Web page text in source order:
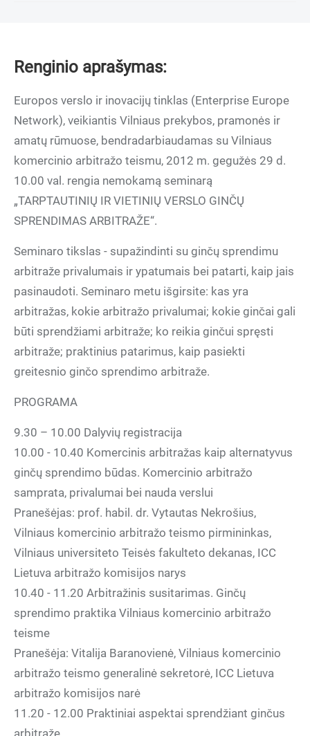
Renginio aprašymas:
Europos verslo ir inovacijų tinklas (Enterprise Europe
Network), veikiantis Vilniaus prekybos, pramonės ir
amatų rūmuose, bendradarbiaudamas su Vilniaus
komercinio arbitražo teismu, 2012 m. gegužės 29 d.
10.00 val. rengia nemokamą seminarą
„TARPTAUTINIŲ IR VIETINIŲ VERSLO GINČŲ
SPRENDIMAS ARBITRAŽE“.
Seminaro tikslas - supažindinti su ginčų sprendimu
arbitraže privalumais ir ypatumais bei patarti, kaip jais
pasinaudoti. Seminaro metu išgirsite: kas yra
arbitražas, kokie arbitražo privalumai; kokie ginčai gali
būti sprendžiami arbitraže; ko reikia ginčui spręsti
arbitraže; praktinius patarimus, kaip pasiekti
greitesnio ginčo sprendimo arbitraže.
PROGRAMA
9.30 – 10.00 Dalyvių registracija
10.00 - 10.40 Komercinis arbitražas kaip alternatyvus
ginčų sprendimo būdas. Komercinio arbitražo
samprata, privalumai bei nauda verslui
Pranešėjas: prof. habil. dr. Vytautas Nekrošius,
Vilniaus komercinio arbitražo teismo pirmininkas,
Vilniaus universiteto Teisės fakulteto dekanas, ICC
Lietuva arbitražo komisijos narys
10.40 - 11.20 Arbitražinis susitarimas. Ginčų
sprendimo praktika Vilniaus komercinio arbitražo
teisme
Pranešėja: Vitalija Baranovienė, Vilniaus komercinio
arbitražo teismo generalinė sekretorė, ICC Lietuva
arbitražo komisijos narė
11.20 - 12.00 Praktiniai aspektai sprendžiant ginčus
arbitraže